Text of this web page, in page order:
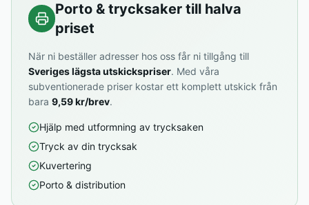
Porto & trycksaker till halva
priset
När ni beställer adresser hos oss får ni tillgång till
Sveriges lägsta utskickspriser. Med våra
subventionerade priser kostar ett komplett utskick från
bara 9,59 kr/brev.
Hjälp med utformning av trycksaken
Tryck av din trycksak
Kuvertering
Porto & distribution